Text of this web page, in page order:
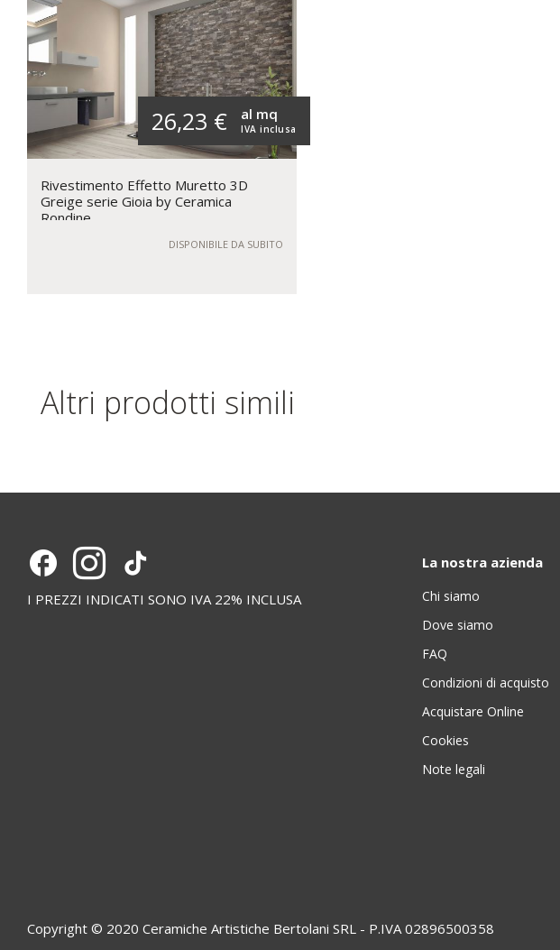
26,23 € IVA inclusa
al mq
Rivestimento Effetto Muretto 3D
Greige serie Gioia by Ceramica
Rondine
DISPONIBILE DA SUBITO
Altri prodotti simili
I PREZZI INDICATI SONO IVA 22% INCLUSA
La nostra azienda
Chi siamo
Dove siamo
FAQ
Condizioni di acquisto
Acquistare Online
Cookies
Note legali
Copyright © 2020 Ceramiche Artistiche Bertolani SRL - P.IVA 02896500358